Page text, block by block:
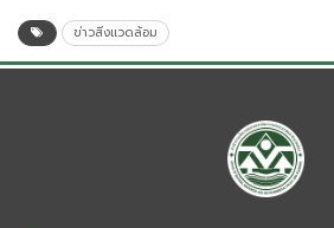
ข่าวสิ่งแวดล้อม